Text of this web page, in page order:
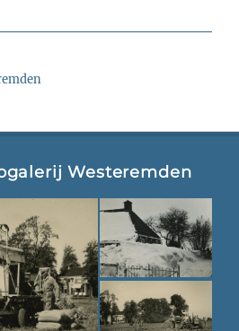
Westeremden